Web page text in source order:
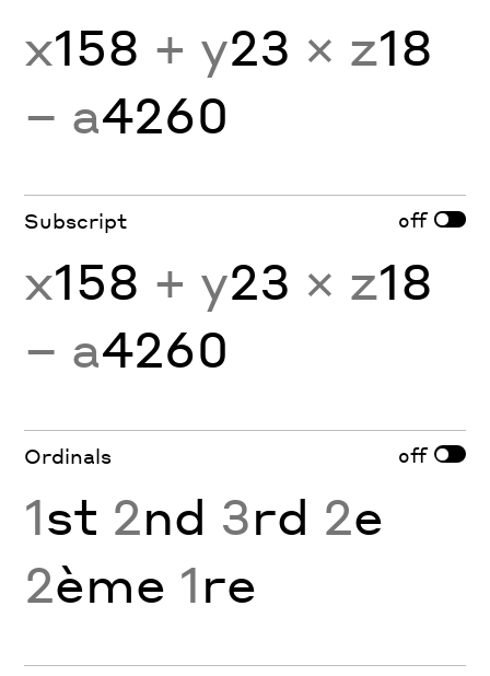
x158 + y23 × z18
− a4260
Subscript off
x158 + y23 × z18
− a4260
Ordinals off
1st 2nd 3rd 2e
2ème 1re